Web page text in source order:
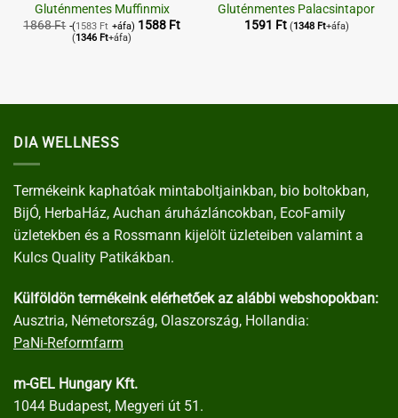
Gluténmentes Muffinmix
1868Ft (1583 Ft +áfa) 1588 Ft
(1346 Ft+áfa)
Gluténmentes Palacsintapor
1591 Ft (1348 Ft+áfa)
DIA WELLNESS
Termékeink kaphatóak mintaboltjainkban, bio boltokban,
BijÓ, HerbaHáz, Auchan áruházláncokban, EcoFamily
üzletekben és a Rossmann kijelölt üzleteiben valamint a
Kulcs Quality Patikákban.
Külföldön termékeink elérhetőek az alábbi webshopokban:
Ausztria, Németország, Olaszország, Hollandia:
PaNi-Reformfarm
m-GEL Hungary Kft.
1044 Budapest, Megyeri út 51.